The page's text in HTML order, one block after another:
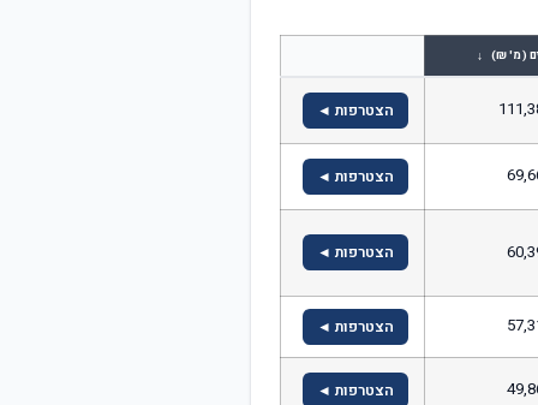
(מ' ₪) ↓
הצטרפות ◄
הצטרפות ◄
הצטרפות ◄
הצטרפות ◄
הצטרפות ◄